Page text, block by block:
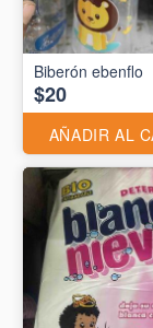
Biberón ebenflo
$20
AÑADIR AL